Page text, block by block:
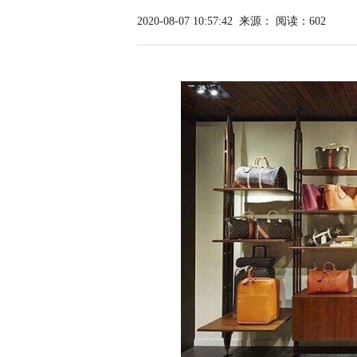
2020-08-07 10:57:42 来源： 阅读：602